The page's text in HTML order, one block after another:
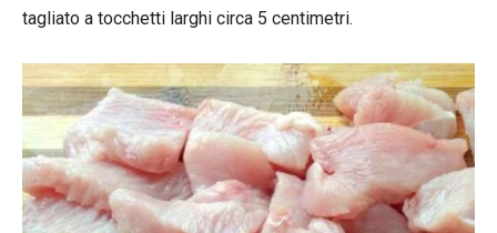
tagliato a tocchetti larghi circa 5 centimetri.